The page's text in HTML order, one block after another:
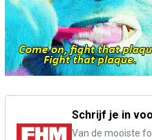
Schrijf je in
Van de mooiste